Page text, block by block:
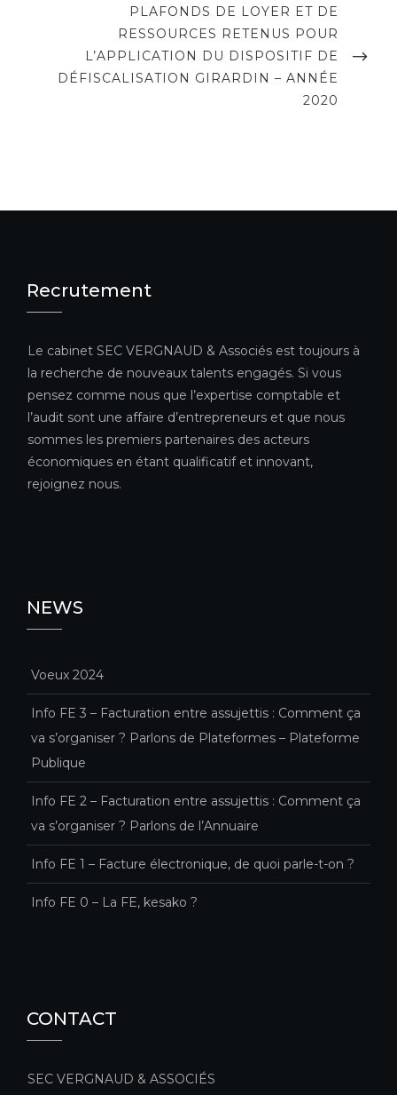
NEXT
POST
PLAFONDS DE LOYER ET DE
RESSOURCES RETENUS POUR
L’APPLICATION DU DISPOSITIF DE
DÉFISCALISATION GIRARDIN – ANNÉE
2020
Recrutement
Le cabinet SEC VERGNAUD & Associés est toujours à
la recherche de nouveaux talents engagés. Si vous
pensez comme nous que l’expertise comptable et
l’audit sont une affaire d’entrepreneurs et que nous
sommes les premiers partenaires des acteurs
économiques en étant qualificatif et innovant,
rejoignez nous.
NEWS
Voeux 2024
Info FE 3 – Facturation entre assujettis : Comment ça
va s’organiser ? Parlons de Plateformes – Plateforme
Publique
Info FE 2 – Facturation entre assujettis : Comment ça
va s’organiser ? Parlons de l’Annuaire
Info FE 1 – Facture électronique, de quoi parle-t-on ?
Info FE 0 – La FE, kesako ?
CONTACT
SEC VERGNAUD & ASSOCIÉS